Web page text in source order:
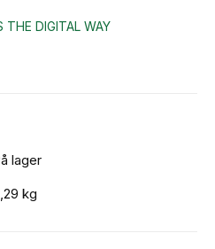
THE DIGITAL WAY
lager
kg